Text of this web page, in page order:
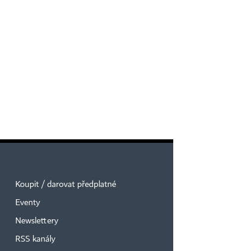
Koupit / darovat předplatné
Eventy
Newslettery
RSS kanály